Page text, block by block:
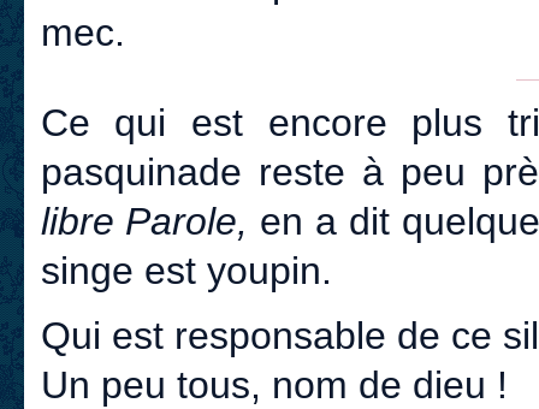
mec.
Ce qui est encore plus
pasquinade reste à peu
libre Parole, en a dit
singe est youpin.
Qui est responsable de ce
Un peu tous, nom de dieu !